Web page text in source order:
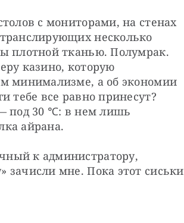
с мониторами, на стенах
несколько
плотной тканью. Полумрак.
казино, которую
минимализме, а об экономии
тебе все равно принесут?
под 30 ℃: в нем лишь
айрана.
к администратору,
мне. Пока этот сиськи